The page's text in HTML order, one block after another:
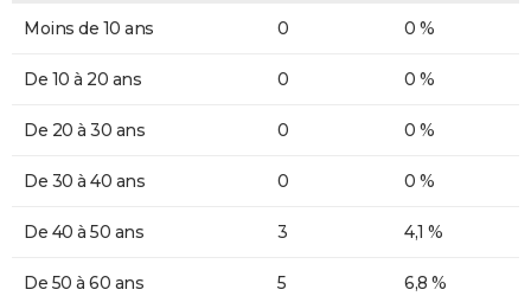
Moins de 10 ans 0 0 %
De 10 à 20 ans 0 0 %
De 20 à 30 ans 0 0 %
De 30 à 40 ans 0 0 %
De 40 à 50 ans 3 4,1 %
De 50 à 60 ans 5 6,8 %